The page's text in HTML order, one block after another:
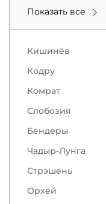
Показать все
Кишинёв
Кодру
Комрат
Слобозия
Бендеры
Чадыр-Лунга
Стрэшень
Орхей